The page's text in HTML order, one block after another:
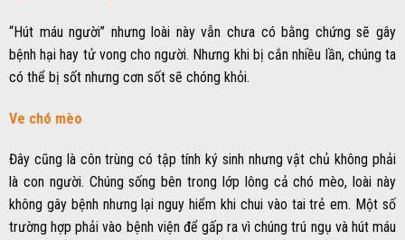
“Hút máu người” nhưng loài này vẫn chưa có bằng chứng sẽ gây
bệnh hại hay tử vong cho người. Nhưng khi bị cắn nhiều lần, chúng ta
có thể bị sốt nhưng cơn sốt sẽ chóng khỏi.
Ve chó mèo
Đây cũng là côn trùng có tập tính ký sinh nhưng vật chủ không phải
là con người. Chúng sống bên trong lớp lông cả chó mèo, loài này
không gây bệnh nhưng lại nguy hiểm khi chui vào tai trẻ em. Một số
trường hợp phải vào bệnh viện để gấp ra vì chúng trú ngụ và hút máu